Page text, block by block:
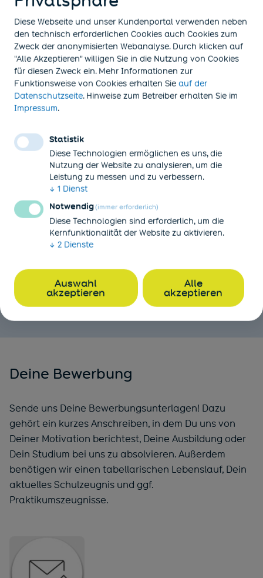
wende Dich an uns. Wir beantworten Deine Fragen
gerne!
Katja Graf
Ausbildungsverantwortliche Katja Graf begleitet Dich
gemeinsam mit den Ausbildenden durch Deine
gesamte Ausbildungszeit. Du hast Fragen zur
E-Mailbewerbung@bvv.de
Kontakt aufnehmen ...
Deine Bewerbung
Sende uns Deine Bewerbungsunterlagen! Dazu
gehört ein kurzes Anschreiben, in dem Du uns von
Deiner Motivation berichtest, Deine Ausbildung oder
Dein Studium bei uns zu absolvieren. Außerdem
benötigen wir einen tabellarischen Lebenslauf, Dein
aktuelles Schulzeugnis und ggf.
Praktikumszeugnisse.
Diese Webseite und unser Kundenportal verwenden neben
den technisch erforderlichen Cookies auch Cookies zum
Zweck der anonymisierten Webanalyse. Durch klicken auf
"Alle Akzeptieren" willigen Sie in die Nutzung von Cookies
für diesen Zweck ein. Mehr Informationen zur
Funktionsweise von Cookies erhalten Sie auf der
Datenschutzseite(öffnet in neuem Tab)
. Hinweise zum Betreiber erhalten Sie im
Impressum(öffnet in neuem Tab)
.
Statistik
Diese Technologien ermöglichen es uns, die
Nutzung der Website zu analysieren, um die
Leistung zu messen und zu verbessern.
↓ 1 Dienst
Notwendig(immer erforderlich)
Diese Technologien sind erforderlich, um die
Kernfunktionalität der Website zu aktivieren.
↓ 2 Dienste
Auswahl
akzeptieren
Alle
akzeptieren